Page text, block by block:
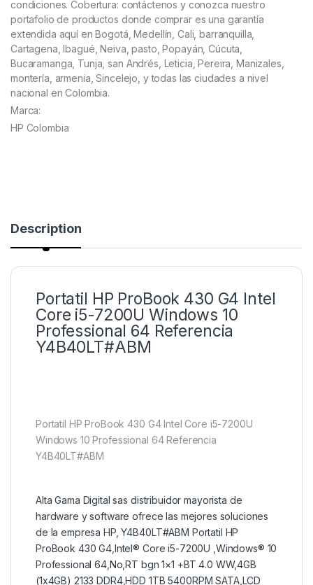
condiciones. Cobertura: contáctenos y conozca nuestro
portafolio de productos donde comprar es una garantía
extendida aquí en Bogotá, Medellín, Cali, barranquilla,
Cartagena, Ibagué, Neiva, pasto, Popayán, Cúcuta,
Bucaramanga, Tunja, san Andrés, Leticia, Pereira, Manizales,
montería, armenia, Sincelejo, y todas las ciudades a nivel
nacional en Colombia.
Marca:
HP Colombia
Description
Portatil HP ProBook 430 G4 Intel
Core i5-7200U Windows 10
Professional 64 Referencia
Y4B40LT#ABM
Portatil HP ProBook 430 G4 Intel Core i5-7200U
Windows 10 Professional 64 Referencia
Y4B40LT#ABM
Alta Gama Digital sas distribuidor mayorista de
hardware y software ofrece las mejores soluciones
de la empresa HP, Y4B40LT#ABM Portatil HP
ProBook 430 G4,Intel® Core i5-7200U ,Windows® 10
Professional 64,No,RT bgn 1×1 +BT 4.0 WW,4GB
(1x4GB) 2133 DDR4,HDD 1TB 5400RPM SATA,LCD